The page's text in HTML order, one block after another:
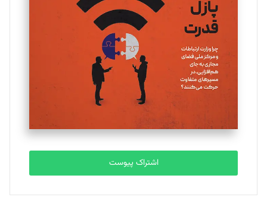
یسنا امان‌پور
تحریریه
ملینا جعفری
تحریریه
مصطفی مسجدی آرانی
تحریریه
بابک نقاش
تحریریه
اشتراک پیوست